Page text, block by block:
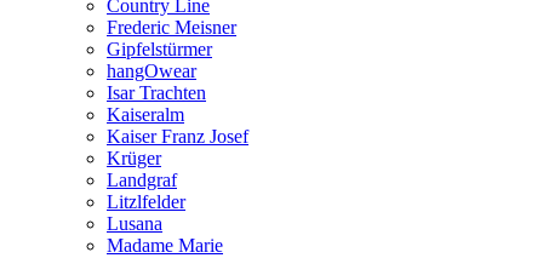
Country Line
Frederic Meisner
Gipfelstürmer
hangOwear
Isar Trachten
Kaiseralm
Kaiser Franz Josef
Krüger
Landgraf
Litzlfelder
Lusana
Madame Marie